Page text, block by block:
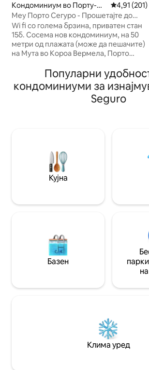
Кондоминиум во Порту-Се
гуру
Просечна
4,91 (201)
Меу Порто Сегуро - Прошетајте до
плажата!
Wi fi со голема брзина, приватен стан
15б. Сосема нов кондоминиум, на 50
метри од плажата (може да пешачите)
на Мута во Короа Вермела, Порто
за деца. Кујна со целосен прибор.
Сауна, базен 90m p/ возрасно лице и
дете. Просторен апартман, брачен
кревет + 2 единечни кревета, поделен
Надворешна скара и приватна скара.
Популарни
кондоминиуми за
Seguro
Кујна
Базен
Клима уред